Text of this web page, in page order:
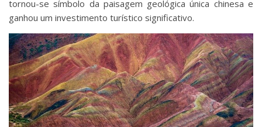
tornou-se símbolo da paisagem geológica única chinesa e
ganhou um investimento turístico significativo.